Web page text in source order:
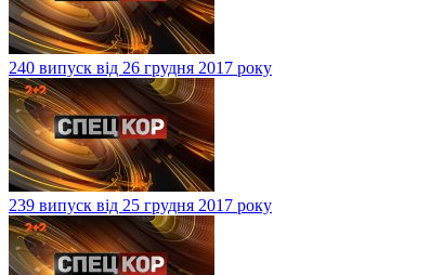
240 випуск від 26 грудня 2017 року
239 випуск від 25 грудня 2017 року